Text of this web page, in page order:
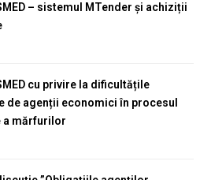
– sistemul MTender și achiziții
cu privire la dificultățile
de agenții economici în procesul
a mărfurilor